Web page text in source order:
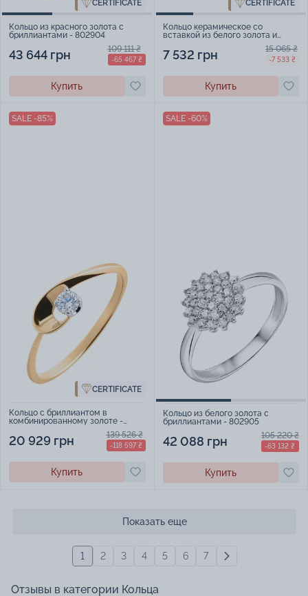
CERTIFICATE
Кольцо из красного золота с
бриллиантами - 802904
43 644 грн 109 111 ₴
-65 467 ₴
Купить
CERTIFICATE
Кольцо керамическое со
вставкой из белого золота и
7 532 грн 15 065 ₴
-7 533 ₴
Купить
SALE -85%
CERTIFICATE
Кольцо с бриллиантом в
комбинированному золоте -
20 929 грн 139 526 ₴
-118 597 ₴
Купить
SALE -60%
Кольцо из белого золота с
бриллиантами - 802905
42 088 грн 105 220 ₴
-63 132 ₴
Купить
Показать еще
1 2 3 4 5 6 7
Отзывы в категории Кольца